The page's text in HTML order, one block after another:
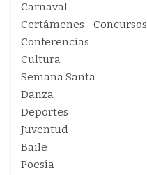
Carnaval
Certámenes - Concursos
Conferencias
Cultura
Semana Santa
Danza
Deportes
Juventud
Baile
Poesía